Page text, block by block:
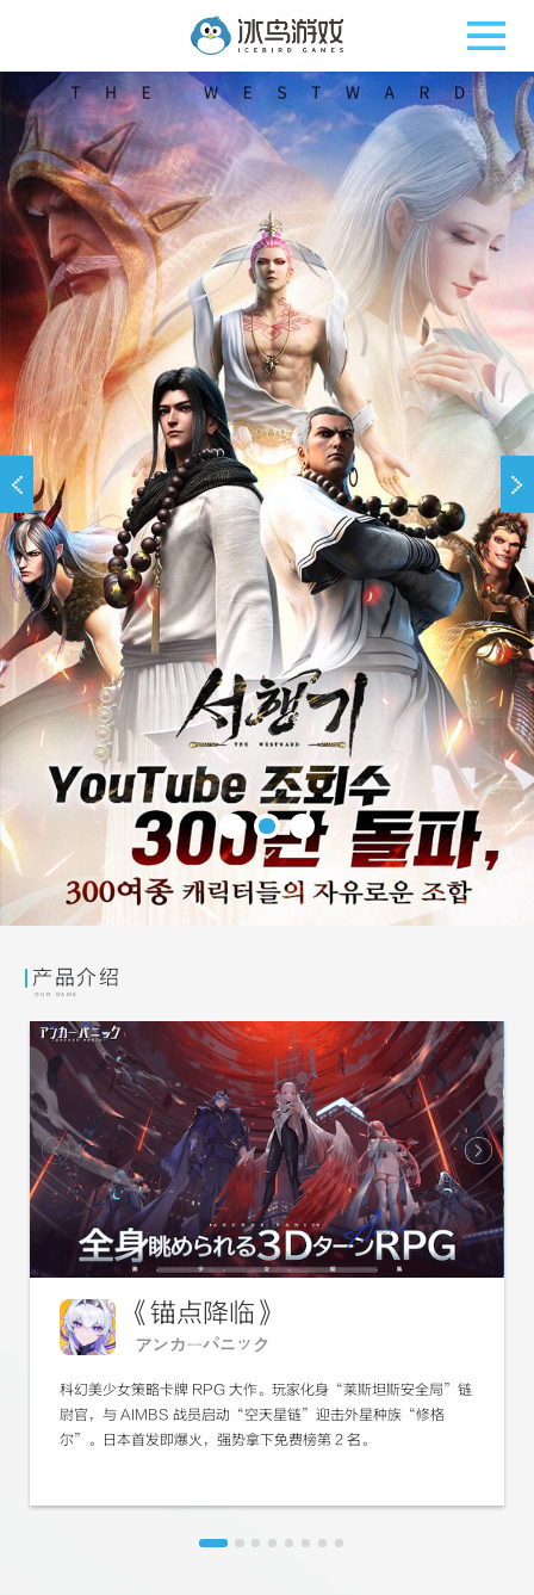
产品介绍
OUR GAME
《锚点降临》
アンカーパニック
科幻美少女策略卡牌 RPG 大作。玩家化身“莱斯坦斯安全局”链
尉官，与 AIMBS 战员启动“空天星链”迎击外星种族“修格
尔”。日本首发即爆火，强势拿下免费榜第 2 名。